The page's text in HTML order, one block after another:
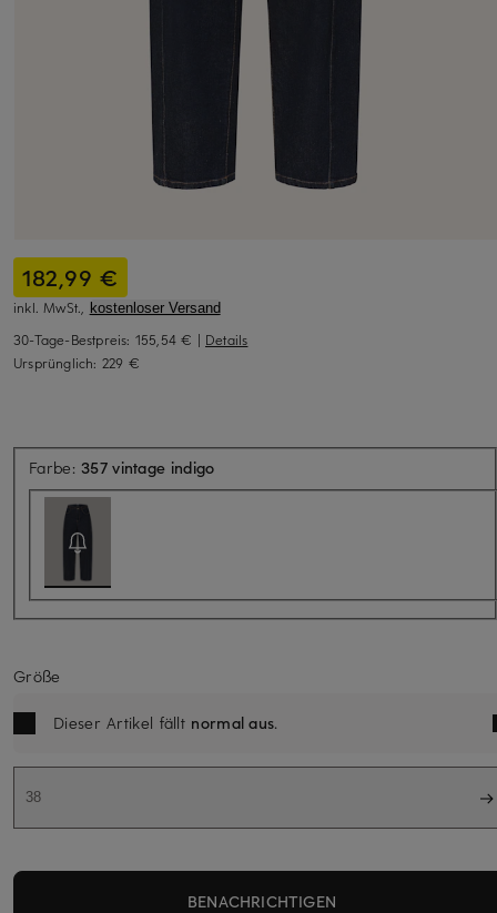
182,99 €
inkl. MwSt., kostenloser Versand
30-Tage-Bestpreis: 155,54 € | Details
Ursprünglich: 229 €
Farbe:357 vintage indigoAktuell nicht verfügbar
Größe
Dieser Artikel fällt normal aus.
38
BENACHRICHTIGEN